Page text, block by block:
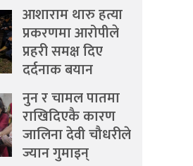
आशाराम थारु हत्या
प्रकरणमा आरोपीले
प्रहरी समक्ष दिए
दर्दनाक बयान
नुन र चामल पातमा
राखिदिएकै कारण
जालिना देवी चौधरीले
ज्यान गुमाइन्